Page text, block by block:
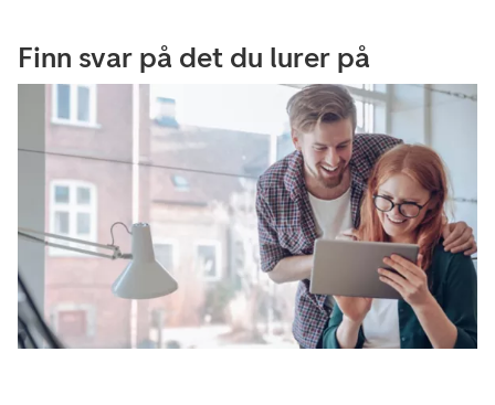
Finn svar på det du lurer på